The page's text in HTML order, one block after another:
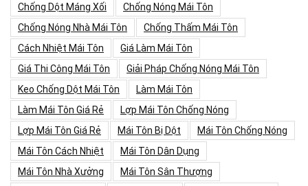
Chống Dột Máng Xối
Chống Nóng Mái Tôn
Chống Nóng Nhà Mái Tôn
Chống Thấm Mái Tôn
Cách Nhiệt Mái Tôn
Giá Làm Mái Tôn
Giá Thi Công Mái Tôn
Giải Pháp Chống Nóng Mái Tôn
Keo Chống Dột Mái Tôn
Làm Mái Tôn
Làm Mái Tôn Giá Rẻ
Lợp Mái Tôn Chống Nóng
Lợp Mái Tôn Giá Rẻ
Mái Tôn Bị Dột
Mái Tôn Chống Nóng
Mái Tôn Cách Nhiệt
Mái Tôn Dân Dụng
Mái Tôn Nhà Xưởng
Mái Tôn Sân Thượng